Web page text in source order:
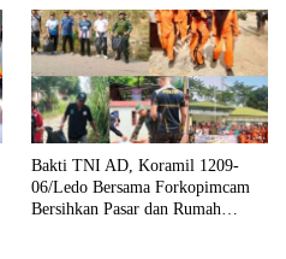
Bakti TNI AD, Koramil 1209-
06/Ledo Bersama Forkopimcam
Bersihkan Pasar dan Rumah